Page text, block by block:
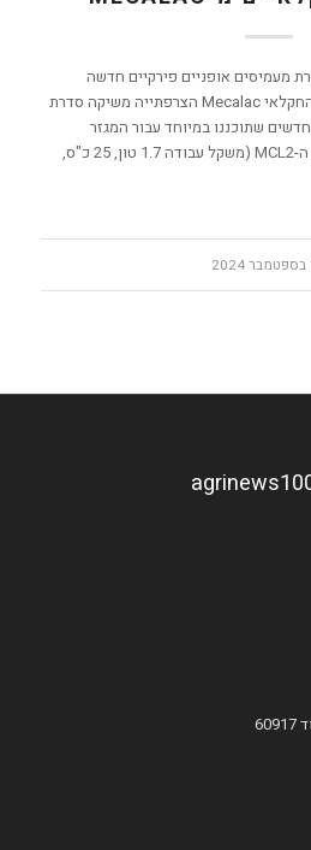
מעמיסים אופניים פירקיים חדשה
שתוכננה במיוחד עבור המגזר החקלאי Mecalac הצרפתייה משיקה סדרת
שתוכננו במיוחד עבור המגזר
החקלאי. הדגמים החדשים הם ה-MCL2 (משקל עבודה 1.7 טון, 25 כ"ס,